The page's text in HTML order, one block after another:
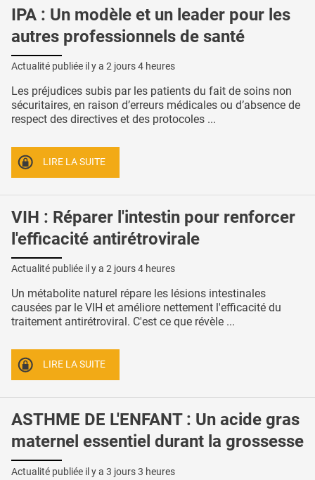
IPA : Un modèle et un leader pour les
autres professionnels de santé
Actualité publiée il y a 2 jours 4 heures
Les préjudices subis par les patients du fait de soins non
sécuritaires, en raison d’erreurs médicales ou d’absence de
respect des directives et des protocoles ...
LIRE LA SUITE
VIH : Réparer l'intestin pour renforcer
l'efficacité antirétrovirale
Actualité publiée il y a 2 jours 4 heures
Un métabolite naturel répare les lésions intestinales
causées par le VIH et améliore nettement l'efficacité du
traitement antirétroviral. C'est ce que révèle ...
LIRE LA SUITE
ASTHME DE L'ENFANT : Un acide gras
maternel essentiel durant la grossesse
Actualité publiée il y a 3 jours 3 heures